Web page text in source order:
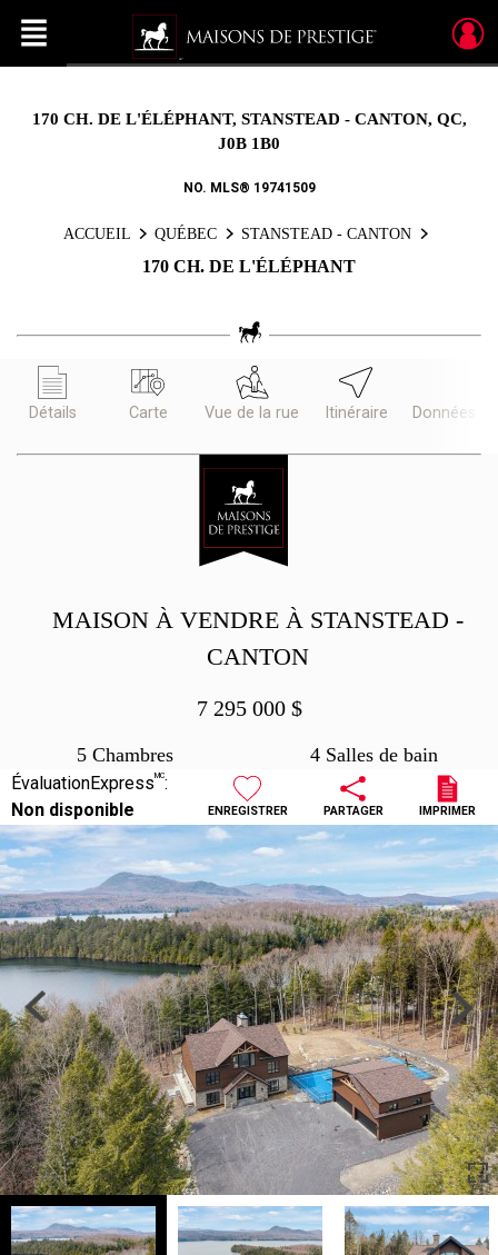
Menu
170 CH. DE L'ÉLÉPHANT, STANSTEAD - CANTON, QC,
J0B 1B0
NO. MLS® 19741509
ACCUEIL QUÉBEC STANSTEAD - CANTON
170 CH. DE L'ÉLÉPHANT
Détails Carte Vue de la rue Itinéraire Données
MAISON À VENDRE À STANSTEAD -
CANTON
7 295 000 $
5 Chambres 4 Salles de bain
ÉvaluationExpressMC:
Non disponible
ENREGISTRER PARTAGER IMPRIMER
Previous Next